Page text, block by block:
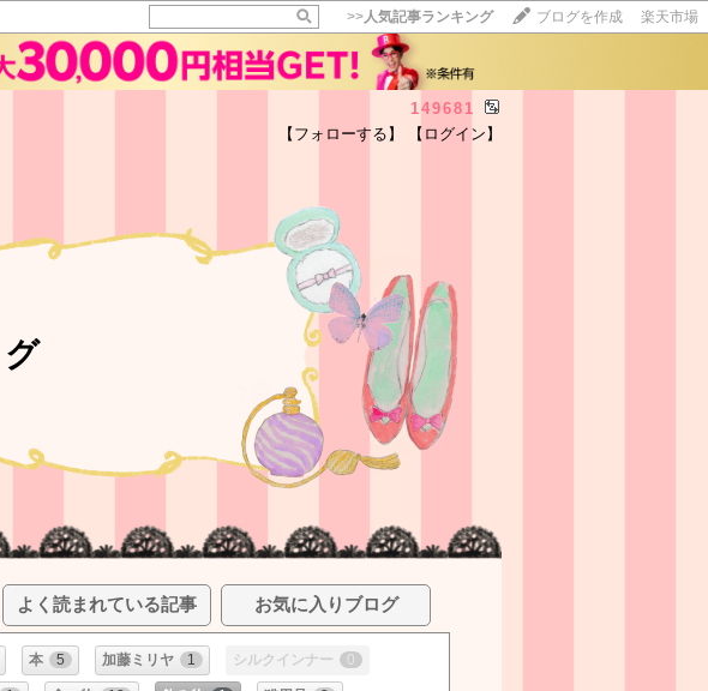
>>人気記事ランキング ブログを作成 楽天市場
149681
【フォローする】 【ログイン】
よく読まれている記事 お気に入りブログ
本 5 加藤ミリヤ 1 シルクインナー 0